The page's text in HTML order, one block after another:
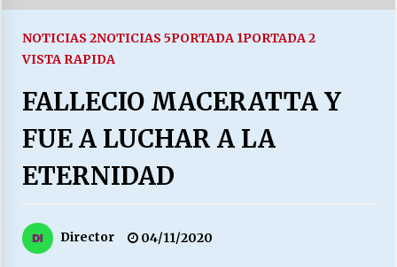
cuándo van a bajar?
LA DC POR SIEMPRE.RECORDANDO 69 AÑOS DE
HISTORIA
28/07/2026
“ORGULLOSOS DE SER DC” SALUDA EL
NOTICIAS 2NOTICIAS 5PORTADA 1PORTADA 2
VISTA RAPIDA
FALLECIO MACERATTA Y
FUE A LUCHAR A LA
ETERNIDAD
Director 04/11/2020